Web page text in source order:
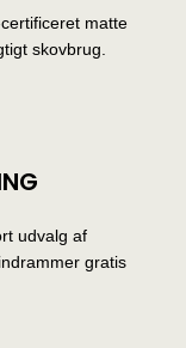
matte
skovbrug.
udvalg af
gratis